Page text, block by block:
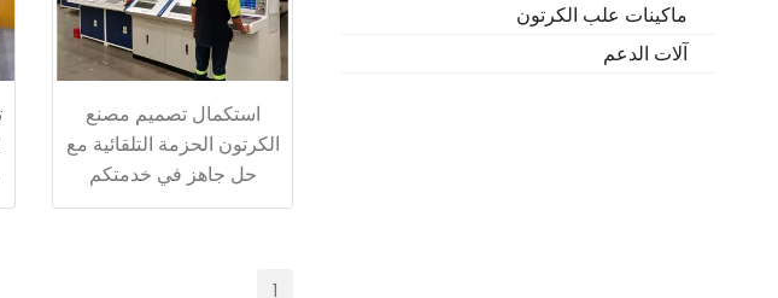
ماكينات علب الكرتون
آلات الدعم
استكمال تصميم مصنع
الكرتون الحزمة التلقائية مع
حل جاهز في خدمتكم
1